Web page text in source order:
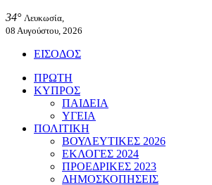
34° Λευκωσία,
08 Αυγούστου, 2026
ΕΙΣΟΔΟΣ
ΠΡΩΤΗ
ΚΥΠΡΟΣ
ΠΑΙΔΕΙΑ
ΥΓΕΙΑ
ΠΟΛΙΤΙΚΗ
ΒΟΥΛΕΥΤΙΚΕΣ 2026
ΕΚΛΟΓΕΣ 2024
ΠΡΟΕΔΡΙΚΕΣ 2023
ΔΗΜΟΣΚΟΠΗΣΕΙΣ